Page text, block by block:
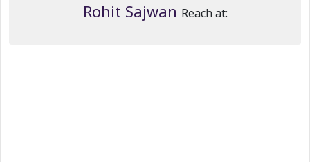
Rohit Sajwan Reach at: